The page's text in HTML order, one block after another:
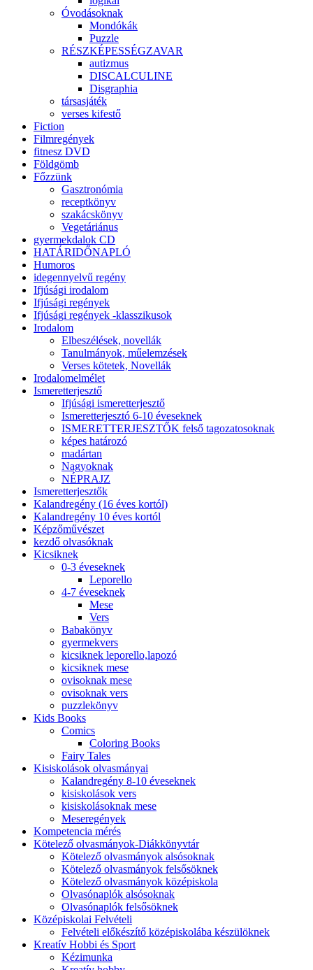
Óvodásoknak
Mondókák
Puzzle
RÉSZKÉPESSÉGZAVAR
autizmus
DISCALCULINE
Disgraphia
társasjáték
verses kifestő
Fiction
Filmregények
fitnesz DVD
Földgömb
Főzzünk
Gasztronómia
receptkönyv
szakácskönyv
Vegetáriánus
gyermekdalok CD
HATÁRIDŐNAPLÓ
Humoros
idegennyelvű regény
Ifjúsági irodalom
Ifjúsági regények
Ifjúsági regények -klasszikusok
Irodalom
Elbeszélések, novellák
Tanulmányok, műelemzések
Verses kötetek, Novellák
Irodalomelmélet
Ismeretterjesztő
Ifjúsági ismeretterjesztő
Ismeretterjesztó 6-10 éveseknek
ISMERETTERJESZTŐK felső tagozatosoknak
képes határozó
madártan
Nagyoknak
NÉPRAJZ
Ismeretterjesztők
Kalandregény (16 éves kortól)
Kalandregény 10 éves kortól
Képzőművészet
kezdő olvasóknak
Kicsiknek
0-3 éveseknek
Leporello
4-7 éveseknek
Mese
Vers
Babakönyv
gyermekvers
kicsiknek leporello,lapozó
kicsiknek mese
ovisoknak mese
ovisoknak vers
puzzlekönyv
Kids Books
Comics
Coloring Books
Fairy Tales
Kisiskolások olvasmányai
Kalandregény 8-10 éveseknek
kisiskolások vers
kisiskolásoknak mese
Meseregények
Kompetencia mérés
Kötelező olvasmányok-Diákkönyvtár
Kötelező olvasmányok alsósoknak
Kötelező olvasmányok felsősöknek
Kötelező olvasmányok középiskola
Olvasónaplók alsósoknak
Olvasónaplók felsősöknek
Középiskolai Felvételi
Felvételi előkészítő középiskolába készülöknek
Kreatív Hobbi és Sport
Kézimunka